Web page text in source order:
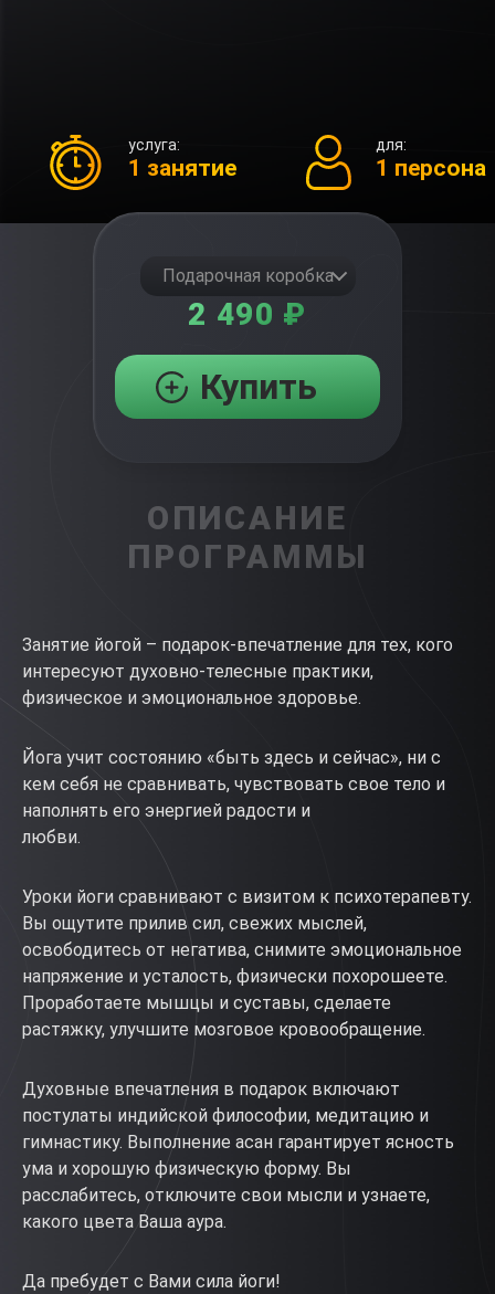
услуга:
1 занятие
для:
1 персона
Подарочная коробка
2 490 ₽
Купить
ОПИСАНИЕ
ПРОГРАММЫ
Занятие йогой – подарок-впечатление для тех, кого
интересуют духовно-телесные практики,
физическое и эмоциональное здоровье.
Йога учит состоянию «быть здесь и сейчас», ни с
кем себя не сравнивать, чувствовать свое тело и
наполнять его энергией радости и
любви.
Уроки йоги сравнивают с визитом к психотерапевту.
Вы ощутите прилив сил, свежих мыслей,
освободитесь от негатива, снимите эмоциональное
напряжение и усталость, физически похорошеете.
Проработаете мышцы и суставы, сделаете
растяжку, улучшите мозговое кровообращение.
Духовные впечатления в подарок включают
постулаты индийской философии, медитацию и
гимнастику. Выполнение асан гарантирует ясность
ума и хорошую физическую форму. Вы
расслабитесь, отключите свои мысли и узнаете,
какого цвета Ваша аура.
Да пребудет с Вами сила йоги!